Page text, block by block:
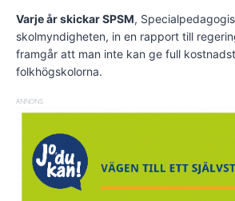
Varje år skickar SPSM,
skolmyndigheten, in en rapport till
framgår att man inte kan ge full
folkhögskolorna.
ANNONS